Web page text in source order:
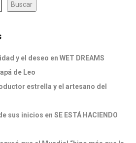
Buscar
y el deseo en WET DREAMS
de Leo
estrella y el artesano del
sus inicios en SE ESTÁ HACIENDO